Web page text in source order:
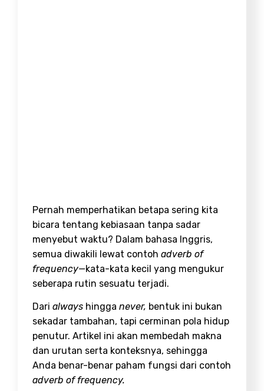
Pernah memperhatikan betapa sering kita
bicara tentang kebiasaan tanpa sadar
menyebut waktu? Dalam bahasa Inggris,
semua diwakili lewat contoh adverb of
frequency—kata-kata kecil yang mengukur
seberapa rutin sesuatu terjadi.
Dari always hingga never, bentuk ini bukan
sekadar tambahan, tapi cerminan pola hidup
penutur. Artikel ini akan membedah makna
dan urutan serta konteksnya, sehingga
Anda benar-benar paham fungsi dari contoh
adverb of frequency.